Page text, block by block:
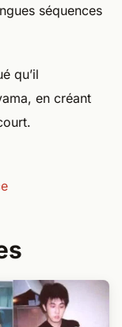
séquences
qu’il
en créant